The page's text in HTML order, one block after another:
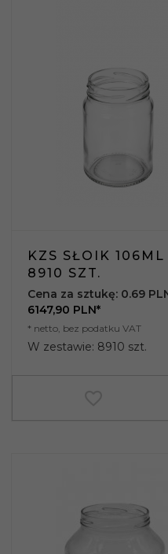
KZS SŁOIK
8910 SZT.
6147,90 PLN*
* netto, bez podatku VAT
W zestawie: 8910 szt.
Cena za sztukę: 0.69